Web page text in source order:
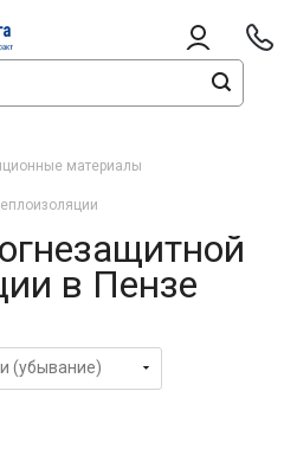
материалы
в Пензе